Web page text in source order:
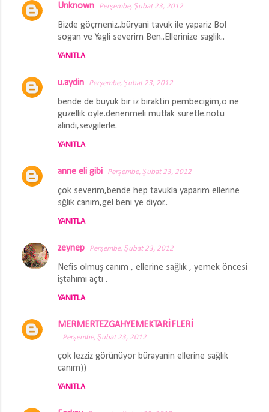
Unknown Perşembe, Şubat 23, 2012
Bizde göçmeniz..büryani tavuk ile yapariz Bol
sogan ve Yagli severim Ben..Ellerinize saglik..
YANITLA
u.aydin Perşembe, Şubat 23, 2012
bende de buyuk bir iz biraktin pembecigim,o ne
guzellik oyle.denenmeli mutlak suretle.notu
alindi,sevgilerle.
YANITLA
anne eli gibi Perşembe, Şubat 23, 2012
çok severim,bende hep tavukla yaparım ellerine
sğlık canım,gel beni ye diyor..
YANITLA
zeynep Perşembe, Şubat 23, 2012
Nefis olmuş canım , ellerine sağlık , yemek öncesi
iştahımı açtı .
YANITLA
MERMERTEZGAHYEMEKTARİFLERİ
Perşembe, Şubat 23, 2012
çok lezziz görünüyor bürayanin ellerine sağlık
canım))
YANITLA